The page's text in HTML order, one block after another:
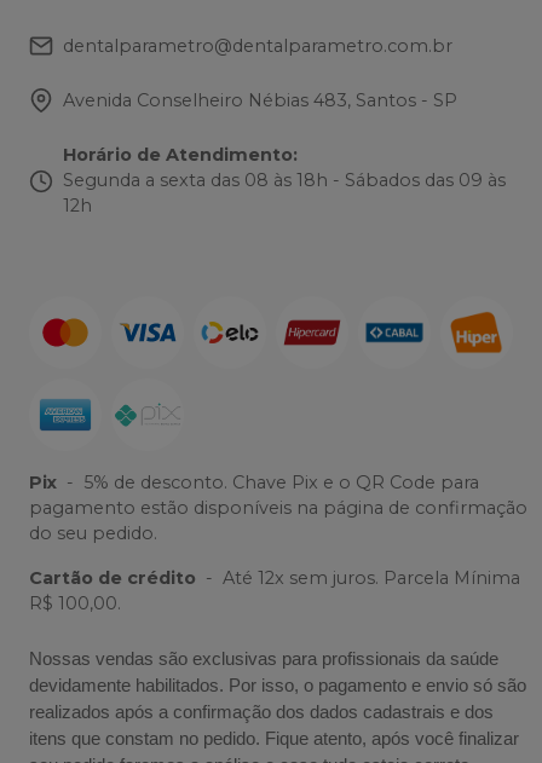
dentalparametro@dentalparametro.com.br
Avenida Conselheiro Nébias 483, Santos - SP
Horário de Atendimento:
Segunda a sexta das 08 às 18h - Sábados das 09 às
12h
Pix - 5% de desconto. Chave Pix e o QR Code para
pagamento estão disponíveis na página de confirmação
do seu pedido.
Cartão de crédito - Até 12x sem juros. Parcela Mínima
R$ 100,00.
Nossas vendas são exclusivas para profissionais da saúde
devidamente habilitados. Por isso, o pagamento e envio só são
realizados após a confirmação dos dados cadastrais e dos
itens que constam no pedido. Fique atento, após você finalizar